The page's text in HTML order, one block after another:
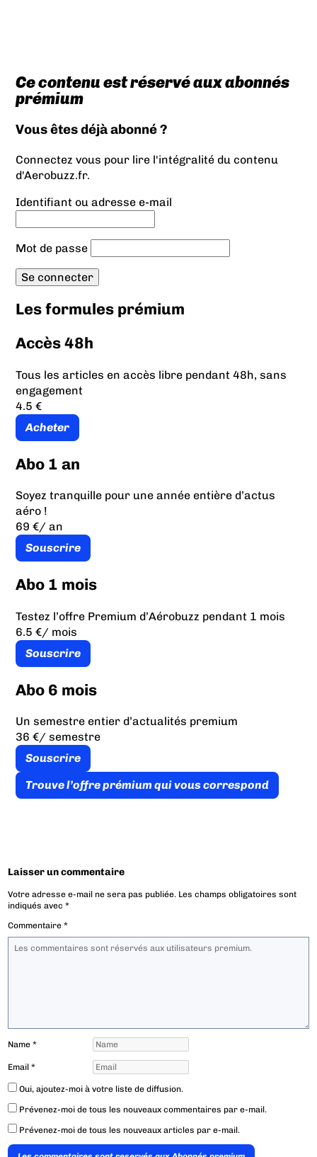
Ce contenu est réservé aux abonnés
prémium
Vous êtes déjà abonné ?
Connectez vous pour lire l'intégralité du contenu
d'Aerobuzz.fr.
Identifiant ou adresse e-mail
Mot de passe
Les formules prémium
Accès 48h
Tous les articles en accès libre pendant 48h, sans
engagement
4.5 €
Acheter
Abo 1 an
Soyez tranquille pour une année entière d’actus
aéro !
69 €/ an
Souscrire
Abo 1 mois
Testez l’offre Premium d’Aérobuzz pendant 1 mois
6.5 €/ mois
Souscrire
Abo 6 mois
Un semestre entier d’actualités premium
36 €/ semestre
Souscrire
Trouve l’offre prémium qui vous correspond
Laisser un commentaire
Votre adresse e-mail ne sera pas publiée. Les champs obligatoires sont
indiqués avec*
Commentaire*
Name*
Email*
Oui, ajoutez-moi à votre liste de diffusion.
Prévenez-moi de tous les nouveaux commentaires par e-mail.
Prévenez-moi de tous les nouveaux articles par e-mail.